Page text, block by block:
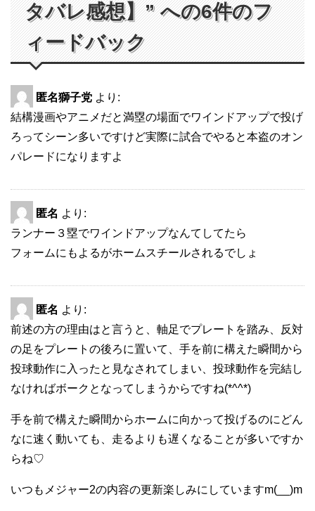
タバレ感想】” への6件のフ
ィードバック
匿名獅子党 より:
結構漫画やアニメだと満塁の場面でワインドアップで投げ
ろってシーン多いですけど実際に試合でやると本盗のオン
パレードになりますよ
匿名 より:
ランナー３塁でワインドアップなんてしてたら
フォームにもよるがホームスチールされるでしょ
匿名 より:
前述の方の理由はと言うと、軸足でプレートを踏み、反対
の足をプレートの後ろに置いて、手を前に構えた瞬間から
投球動作に入ったと見なされてしまい、投球動作を完結し
なければボークとなってしまうからですね(*^^*)
手を前で構えた瞬間からホームに向かって投げるのにどん
なに速く動いても、走るよりも遅くなることが多いですか
らね♡
いつもメジャー2の内容の更新楽しみにしていますm(__)m